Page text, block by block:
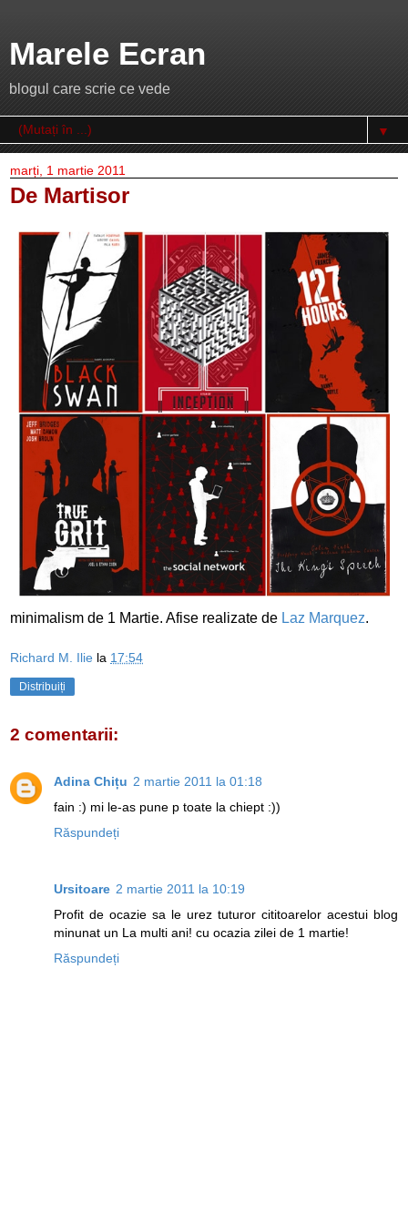
Marele Ecran
blogul care scrie ce vede
▼
marți, 1 martie 2011
De Martisor
minimalism de 1 Martie. Afise realizate de Laz Marquez.
Richard M. Ilie la 17:54
Distribuiți
2 comentarii:
Adina Chițu 2 martie 2011 la 01:18
fain :) mi le-as pune p toate la chiept :))
Răspundeți
Ursitoare 2 martie 2011 la 10:19
Profit de ocazie sa le urez tuturor cititoarelor acestui blog
minunat un La multi ani! cu ocazia zilei de 1 martie!
Răspundeți